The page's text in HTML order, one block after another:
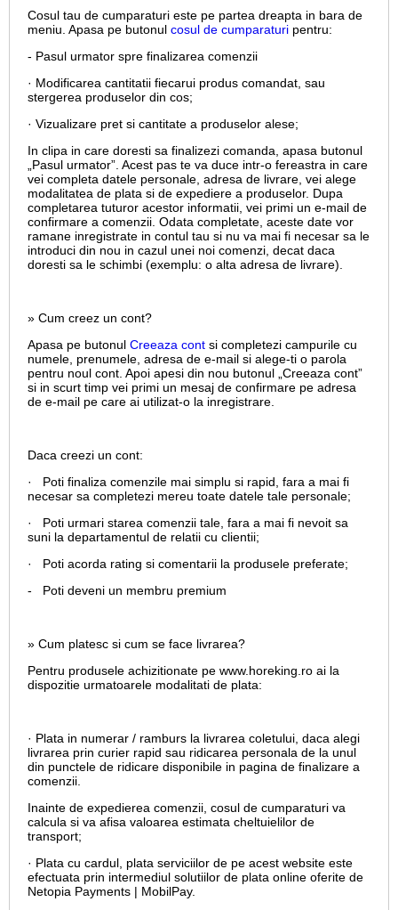
Cosul tau de cumparaturi este pe partea dreapta in bara de
meniu. Apasa pe butonul cosul de cumparaturi pentru:
- Pasul urmator spre finalizarea comenzii
· Modificarea cantitatii fiecarui produs comandat, sau
stergerea produselor din cos;
· Vizualizare pret si cantitate a produselor alese;
In clipa in care doresti sa finalizezi comanda, apasa butonul
„Pasul urmator”. Acest pas te va duce intr-o fereastra in care
vei completa datele personale, adresa de livrare, vei alege
modalitatea de plata si de expediere a produselor. Dupa
completarea tuturor acestor informatii, vei primi un e-mail de
confirmare a comenzii. Odata completate, aceste date vor
ramane inregistrate in contul tau si nu va mai fi necesar sa le
introduci din nou in cazul unei noi comenzi, decat daca
doresti sa le schimbi (exemplu: o alta adresa de livrare).
» Cum creez un cont?
Apasa pe butonul Creeaza cont si completezi campurile cu
numele, prenumele, adresa de e-mail si alege-ti o parola
pentru noul cont. Apoi apesi din nou butonul „Creeaza cont”
si in scurt timp vei primi un mesaj de confirmare pe adresa
de e-mail pe care ai utilizat-o la inregistrare.
Daca creezi un cont:
· Poti finaliza comenzile mai simplu si rapid, fara a mai fi
necesar sa completezi mereu toate datele tale personale;
· Poti urmari starea comenzii tale, fara a mai fi nevoit sa
suni la departamentul de relatii cu clientii;
· Poti acorda rating si comentarii la produsele preferate;
- Poti deveni un membru premium
» Cum platesc si cum se face livrarea?
Pentru produsele achizitionate pe www.horeking.ro ai la
dispozitie urmatoarele modalitati de plata:
· Plata in numerar / ramburs la livrarea coletului, daca alegi
livrarea prin curier rapid sau ridicarea personala de la unul
din punctele de ridicare disponibile in pagina de finalizare a
comenzii.
Inainte de expedierea comenzii, cosul de cumparaturi va
calcula si va afisa valoarea estimata cheltuielilor de
transport;
· Plata cu cardul, plata serviciilor de pe acest website este
efectuata prin intermediul solutiilor de plata online oferite de
Netopia Payments | MobilPay.